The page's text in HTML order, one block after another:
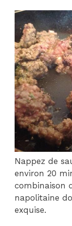
Nappez de
environ 20
combinaison
napolitaine
exquise.